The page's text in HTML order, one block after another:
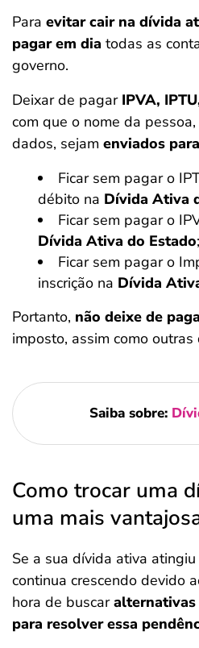
Para evitar cair na dívida
pagar em dia todas as
governo.
Deixar de pagar IPVA,
com que o nome da
dados, sejam enviados
Ficar sem pagar o
débito na Dívida Ativa
Ficar sem pagar o
Dívida Ativa do Estado;
Ficar sem pagar o
inscrição na Dívida
Portanto, não deixe de
imposto, assim como outras
Saiba sobre:
Como trocar uma
uma mais
Se a sua dívida ativa
continua crescendo devido
hora de buscar
para resolver essa